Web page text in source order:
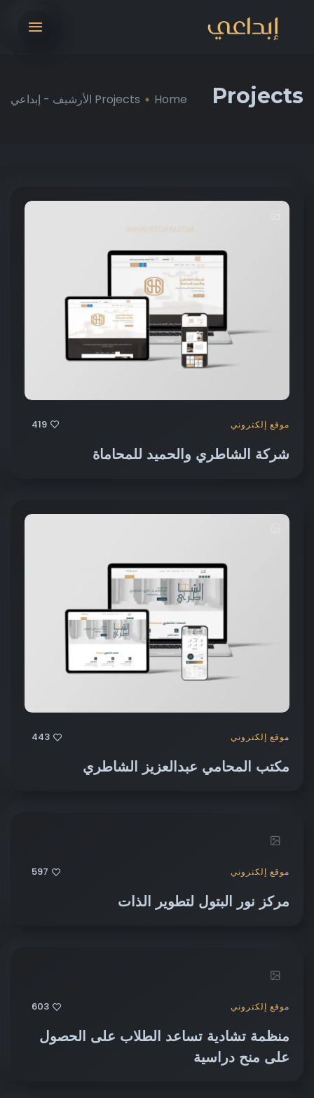
Projects
Home Projects الأرشيف - إبداعي
موقع إلكتروني 419
شركة الشاطري والحميد للمحاماة
موقع إلكتروني 443
مكتب المحامي عبدالعزيز الشاطري
موقع إلكتروني 597
مركز نور البتول لتطوير الذات
موقع إلكتروني 603
منظمة تشادية تساعد الطلاب على الحصول
على منح دراسية